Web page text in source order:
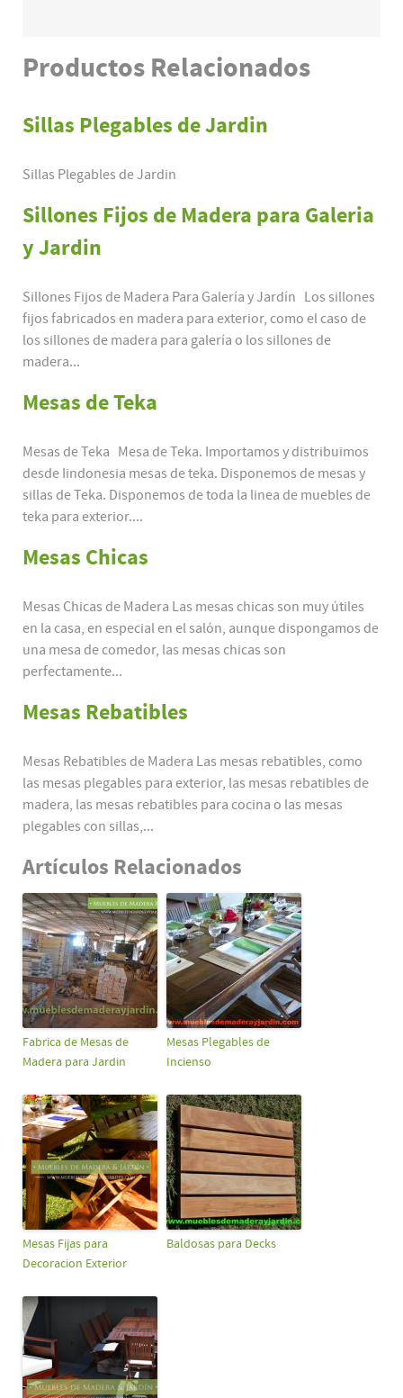
Productos Relacionados
Sillas Plegables de Jardin
Sillas Plegables de Jardin
Sillones Fijos de Madera para Galeria
y Jardin
Sillones Fijos de Madera Para Galería y Jardín Los sillones
fijos fabricados en madera para exterior, como el caso de
los sillones de madera para galería o los sillones de
madera...
Mesas de Teka
Mesas de Teka Mesa de Teka. Importamos y distribuimos
desde Iindonesia mesas de teka. Disponemos de mesas y
sillas de Teka. Disponemos de toda la linea de muebles de
teka para exterior....
Mesas Chicas
Mesas Chicas de Madera Las mesas chicas son muy útiles
en la casa, en especial en el salón, aunque dispongamos de
una mesa de comedor, las mesas chicas son
perfectamente...
Mesas Rebatibles
Mesas Rebatibles de Madera Las mesas rebatibles, como
las mesas plegables para exterior, las mesas rebatibles de
madera, las mesas rebatibles para cocina o las mesas
plegables con sillas,...
Artículos Relacionados
Fabrica de Mesas de
Madera para Jardin
Mesas Plegables de
Incienso
Mesas Fijas para
Decoracion Exterior
Baldosas para Decks